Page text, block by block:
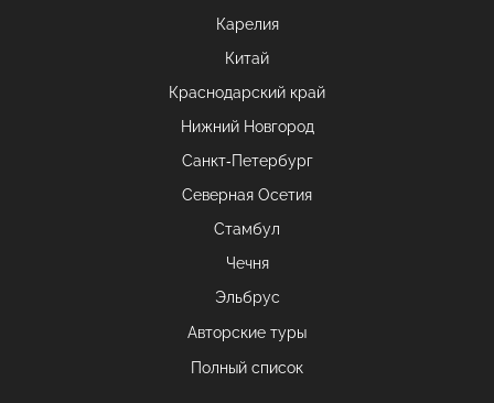
Карелия
Китай
Краснодарский край
Нижний Новгород
Санкт-Петербург
Северная Осетия
Стамбул
Чечня
Эльбрус
Авторские туры
Полный список